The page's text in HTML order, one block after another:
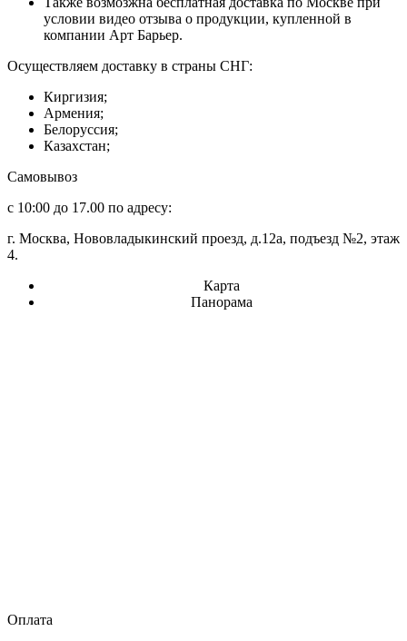
условии видео отзыва о продукции, купленной в
компании Арт Барьер.
Осуществляем доставку в страны СНГ:
Киргизия;
Армения;
Белоруссия;
Казахстан;
Самовывоз
с 10:00 до 17.00 по адресу:
г. Москва, Нововладыкинский проезд, д.12а, подъезд №2, этаж
4.
Карта
Панорама
Оплата